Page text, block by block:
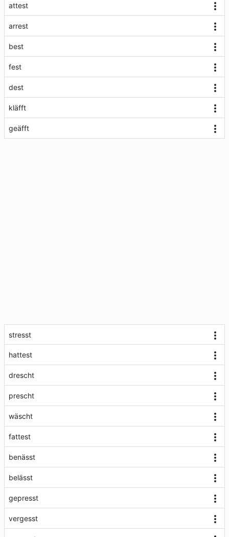
attest
arrest
best
fest
dest
kläfft
geäfft
stresst
hattest
drescht
prescht
wäscht
fattest
benässt
belässt
gepresst
vergesst